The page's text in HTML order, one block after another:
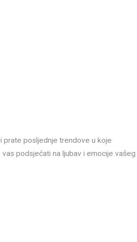
prate posljednje trendove u koje
podsjećati na ljubav i emocije vašeg